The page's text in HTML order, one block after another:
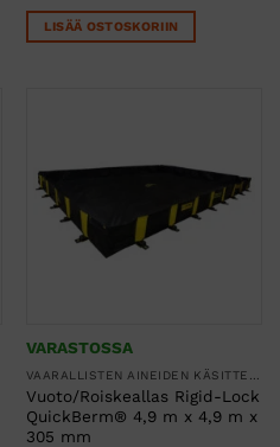
LISÄÄ OSTOSKORIIN
VARASTOSSA
Vuoto/Roiskeallas Rigid-Lock
QuickBerm® 4,9 m x 4,9 m x
305 mm